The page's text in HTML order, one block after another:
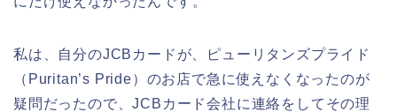
私は、自分のJCBカードが、ピューリタンズプライド
（Puritan’s Pride）のお店で急に使えなくなったのが
疑問だったので、JCBカード会社に連絡をしてその理